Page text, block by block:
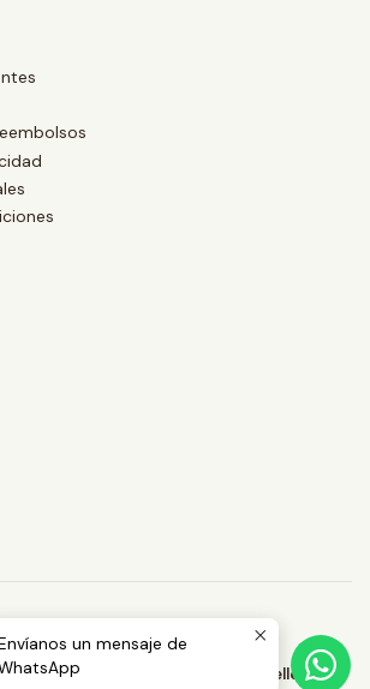
Desarrollado por Jumpseller.
un mensaje de